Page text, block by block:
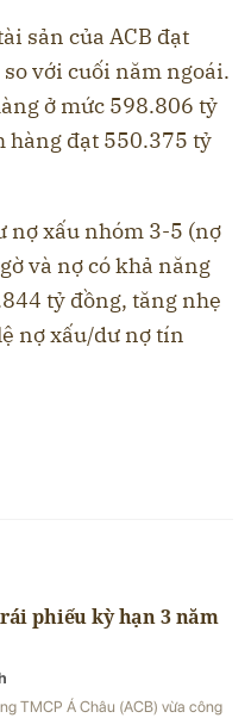
sản của ACB đạt
với cuối năm ngoái.
ở mức 598.806 tỷ
hàng đạt 550.375 tỷ
nợ xấu nhóm 3-5 (nợ
và nợ có khả năng
tỷ đồng, tăng nhẹ
nợ xấu/dư nợ tín
phiếu kỳ hạn 3 năm
TMCP Á Châu (ACB) vừa công